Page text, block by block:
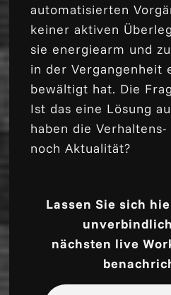
automatisierten
keiner aktiven
sie energiearm und
in der Vergangenheit
bewältigt hat. Die
Ist das eine Lösung
haben die
noch Aktualität?
Lassen Sie sich
nächsten live